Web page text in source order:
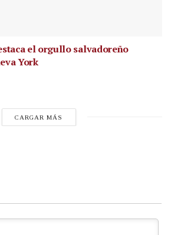
el orgullo salvadoreño
York
CARGAR MÁS